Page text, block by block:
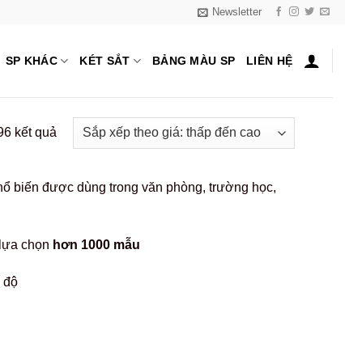
Newsletter
SP KHÁC KÉT SẮT BẢNG MÀU SP LIÊN HỆ
kết quảĐã
sắp
theo
đến
biến được dùng trong văn phòng, trường học,
chọn hơn 1000 mẫu
độ